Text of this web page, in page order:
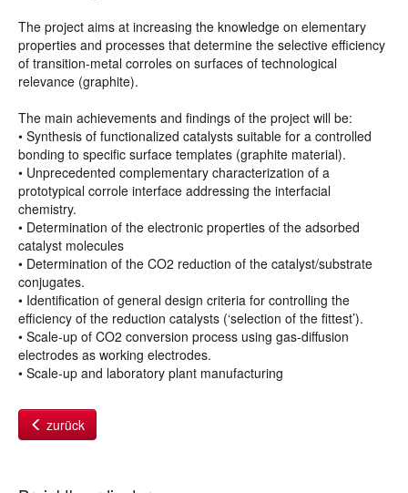
The project aims at increasing the knowledge on elementary
properties and processes that determine the selective efficiency
of transition-metal corroles on surfaces of technological
relevance (graphite).
The main achievements and findings of the project will be:
• Synthesis of functionalized catalysts suitable for a controlled
bonding to specific surface templates (graphite material).
• Unprecedented complementary characterization of a
prototypical corrole interface addressing the interfacial
chemistry.
• Determination of the electronic properties of the adsorbed
catalyst molecules
• Determination of the CO2 reduction of the catalyst/substrate
conjugates.
• Identification of general design criteria for controlling the
efficiency of the reduction catalysts (‘selection of the fittest’).
• Scale-up of CO2 conversion process using gas-diffusion
electrodes as working electrodes.
• Scale-up and laboratory plant manufacturing
zurück